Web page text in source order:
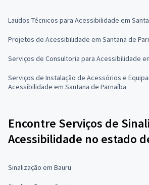
Laudos Técnicos para Acessibilidade em
Projetos de Acessibilidade em Santana de
Serviços de Consultoria para Acessibilidade
Serviços de Instalação de Acessórios e
Acessibilidade em Santana de Parnaíba
Encontre Serviços de
Acessibilidade no estado
Sinalização em Bauru